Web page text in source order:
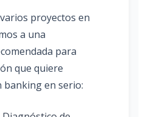
proyectos en
a una
para
que quiere
banking en serio: